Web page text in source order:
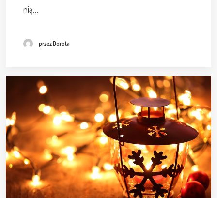
nią…
przez Dorota